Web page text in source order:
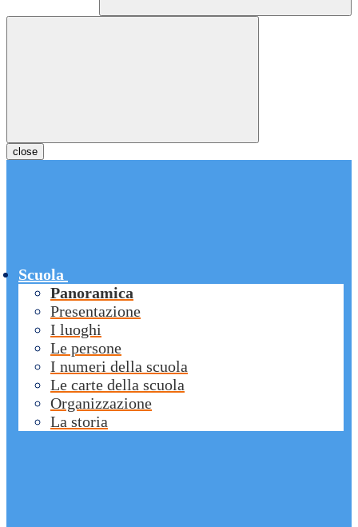
close
Scuola
Panoramica
Presentazione
I luoghi
Le persone
I numeri della scuola
Le carte della scuola
Organizzazione
La storia